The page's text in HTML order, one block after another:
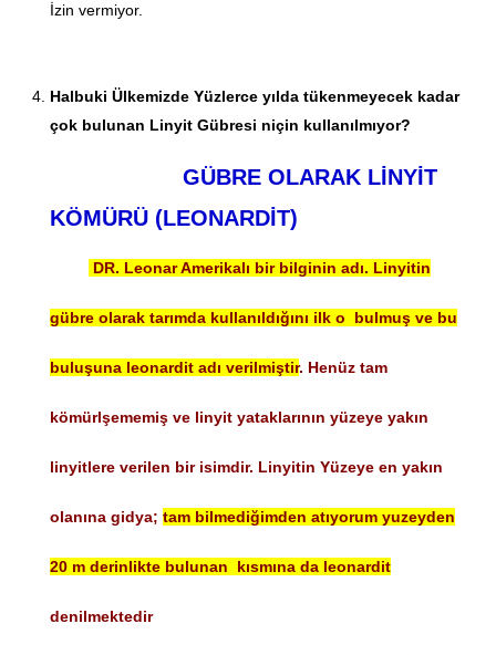
İzin vermiyor.
Halbuki Ülkemizde Yüzlerce yılda tükenmeyecek kadar
çok bulunan Linyit Gübresi niçin kullanılmıyor?
GÜBRE OLARAK LİNYİT
KÖMÜRÜ (LEONARDİT)
DR. Leonar Amerikalı bir bilginin adı. Linyitin
gübre olarak tarımda kullanıldığını ilk o bulmuş ve bu
buluşuna leonardit adı verilmiştir. Henüz tam
kömürlşememiş ve linyit yataklarının yüzeye yakın
linyitlere verilen bir isimdir. Linyitin Yüzeye en yakın
olanına gidya; tam bilmediğimden atıyorum yuzeyden
20 m derinlikte bulunan kısmına da leonardit
denilmektedir